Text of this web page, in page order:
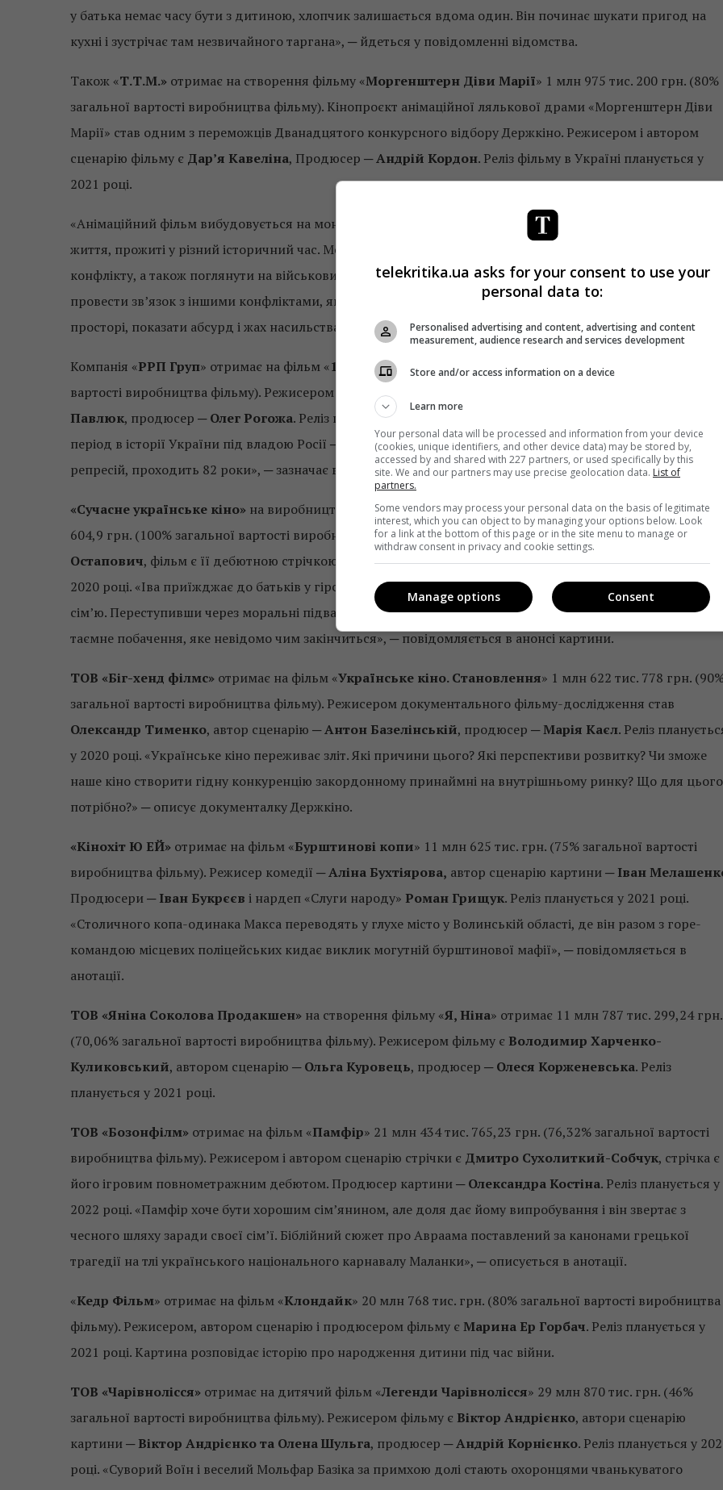
у батька немає часу бути з дитиною, хлопчик залишається вдома один. Він починає шукати пригод на
кухні і зустрічає там незвичайного таргана», ─ йдеться у повідомленні відомства.
Також «Т.Т.М.» отримає на створення фільму «Моргенштерн Діви Марії» 1 млн 975 тис. 200 грн. (80%
загальної вартості виробництва фільму). Кінопроєкт анімаційної лялькової драми «Моргенштерн Діви
Марії» став одним з переможців Дванадцятого конкурсного відбору Держкіно. Режисером і автором
сценарію фільму є Дар’я Кавеліна, Продюсер ─Андрій Кордон. Реліз фільму в Україні планується у
2021 році.
«Анімаційний фільм вибудовується на монолозі жінки, яка розповідає ненародженому синові про чотири
життя, прожиті у різний історичний час. Мета фільму: осмислити становище жінки у точці військового
конфлікту, а також поглянути на військовий конфлікт в Україні з широкої історичної перспективи,
провести зв’язок з іншими конфліктами, які відбувалися у ХХ столітті на радянському і пострадянському
просторі, показати абсурд і жах насильства», ─ повідомляє Держкіно.
Компанія «РРП Груп» отримає на фільм «1937 Червоний терор»2 млн 293 тис. 728 грн. (100% загальної
вартості виробництва фільму). Режисером фільму є
Павлюк, продюсер ─Олег Рогожа. Реліз планується у 2020-му. «У цьому фільмі мова йде про жахливий
період в історії України під владою Росії ─ час червоного терору. З 1937-го року, який вважається піком
репресій, проходить 82 роки», ─ зазначає відомство.
«Сучасне українське кіно» на виробництво короткометражки «Паперушка» отримає 1 млн 208 тис.
604,9 грн. (100% загальної вартості виробництва фільму). Режисером і автором сценарію картини є
Остапович, фільм є її дебютною стрічкою. Продюсер фільму ─Валерія Сочівець. Реліз планується у
2020 році. «Іва приїжджає до батьків у гірську провінцію, де все їй нагадує про Бориса, який уже має
сім’ю. Переступивши через моральні підвалини, дівчина вирішується запросити свою першу любов на
таємне побачення, яке невідомо чим закінчиться», ─ повідомляється в анонсі картини.
ТОВ «Біг-хенд філмс» отримає на фільм «Українське кіно. Становлення» 1 млн 622 тис. 778 грн.
загальної вартості виробництва фільму). Режисером документального фільму-дослідження став
Олександр Тименко, автор сценарію ─Антон Базелінській, продюсер ─Марія Каєл. Реліз
у 2020 році. «Українське кіно переживає зліт. Які причини цього? Які перспективи розвитку? Чи зможе
наше кіно створити гідну конкуренцію закордонному принаймні на внутрішньому ринку? Що для цього
потрібно?» ─ описує документалку Держкіно.
«Кінохіт Ю ЕЙ» отримає на фільм «Бурштинові копи» 11 млн 625 тис. грн. (75% загальної вартості
виробництва фільму). Режисер комедії ─Аліна Бухтіярова, автор сценарію картини ─Іван
Продюсери ─Іван Букрєєв і нардеп «Слуги народу» Роман Грищук. Реліз планується у 2021 році.
«Столичного копа-одинака Макса переводять у глухе місто у Волинській області, де він разом з горе-
командою місцевих поліцейських кидає виклик могутній бурштинової мафії», ─ повідомляється в
анотації.
ТОВ «Яніна Соколова Продакшен» на створення фільму «Я, Ніна» отримає 11 млн 787 тис. 299,24 грн.
(70,06% загальної вартості виробництва фільму). Режисером фільму є Володимир Харченко-
Куликовський, автором сценарію ─Ольга Куровець, продюсер ─Олеся Корженевська. Реліз
планується у 2021 році.
ТОВ «Бозонфілм» отримає на фільм «Памфір» 21 млн 434 тис. 765,23 грн. (76,32% загальної вартості
виробництва фільму). Режисером і автором сценарію стрічки є Дмитро Сухолиткий-Собчук, стрічка є
його ігровим повнометражним дебютом. Продюсер картини ─Олександра Костіна. Реліз планується у
2022 році. «Памфір хоче бути хорошим сім’янином, але доля дає йому випробування і він звертає з
чесного шляху заради своєї сім’ї. Біблійний сюжет про Авраама поставлений за канонами грецької
трагедії на тлі українського національного карнавалу Маланки», ─ описується в анотації.
«Кедр Фільм» отримає на фільм «Клондайк» 20 млн 768 тис. грн. (80% загальної вартості виробництва
фільму). Режисером, автором сценарію і продюсером фільму є Марина Ер Горбач. Реліз планується у
2021 році. Картина розповідає історію про народження дитини під час війни.
ТОВ «Чарівнолісся» отримає на дитячий фільм «Легенди Чарівнолісся» 29 млн 870 тис. грн. (46%
загальної вартості виробництва фільму). Режисером фільму є Віктор Андрієнко, автори сценарію
картини ─Віктор Андрієнко та Олена Шульга, продюсер ─Андрій Корнієнко. Реліз планується у
році. «Суворий Воїн і веселий Мольфар Базіка за примхою долі стають охоронцями чванькуватого
telekritika.ua asks for your consent to use your
personal data to:
Personalised advertising and content, advertising and content
measurement, audience research and services development
Store and/or access information on a device
Learn more
Your personal data will be processed and information from your device
(cookies, unique identifiers, and other device data) may be stored by,
accessed by and shared with 227 partners, or used specifically by this
site. We and our partners may use precise geolocation data. List of
partners.
Some vendors may process your personal data on the basis of legitimate
interest, which you can object to by managing your options below. Look
for a link at the bottom of this page or in the site menu to manage or
withdraw consent in privacy and cookie settings.
Consent
Manage options